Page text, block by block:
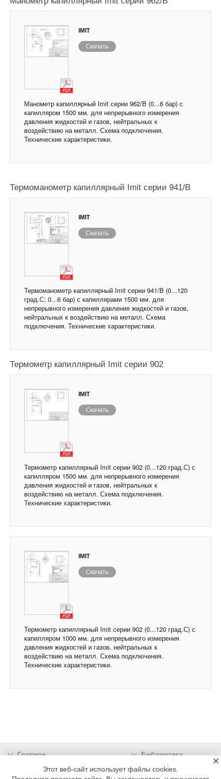
IMIT
Скачать
Манометр капиллярный Imit серии 962/B (0...6 бар) с
капилляром 1500 мм. для непрерывного измерения
давления жидкостей и газов, нейтральных к
воздействию на металл. Схема подключения.
Технические характеристики.
Термоманометр капиллярный Imit серии 941/B
IMIT
Скачать
Термоманометр капиллярный Imit серии 941/B (0...120
град.С; 0...6 бар) с капиллярами 1500 мм. для
непрерывного измерения давления жидкостей и газов,
нейтральных к воздействию на металл. Схема
подключения. Технические характеристики.
Термометр капиллярный Imit серии 902
IMIT
Скачать
Термометр капиллярный Imit серии 902 (0...120 град.С) с
капилляром 1500 мм. для непрерывного измерения
давления жидкостей и газов, нейтральных к
воздействию на металл. Схема подключения.
Технические характеристики.
IMIT
Скачать
Термометр капиллярный Imit серии 902 (0...120 град.С) с
капилляром 1000 мм. для непрерывного измерения
давления жидкостей и газов, нейтральных к
воздействию на металл. Схема подключения.
Технические характеристики.
Главное
Библиотека
Подписка
Реклама
Этот веб-сайт использует файлы cookies.
×